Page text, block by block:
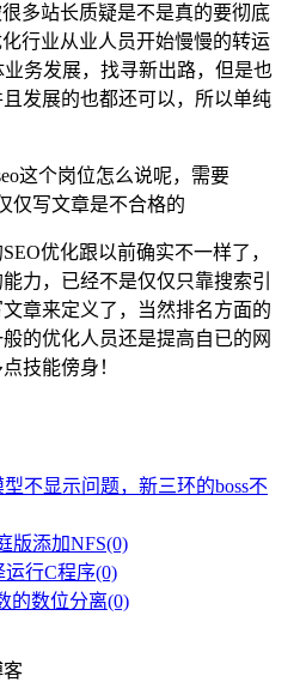
多站长质疑是不是真的要彻底
行业从业人员开始慢慢的转运
务发展，找寻新出路，但是也
发展的也都还可以，所以单纯
这个岗位怎么说呢，需要
仅写文章是不合格的
优化跟以前确实不一样了，
力，已经不是仅仅只靠搜索引
章来定义了，当然排名方面的
的优化人员还是提高自已的网
技能傍身！
不显示问题，新三环的boss不
版添加NFS(0)
运行C程序(0)
的数位分离(0)
客